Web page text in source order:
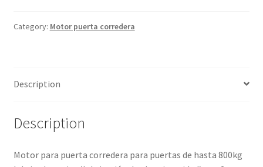
DE
Category: Motor puerta corredera
Description
Description
Motor para puerta corredera para puertas de hasta 800kg